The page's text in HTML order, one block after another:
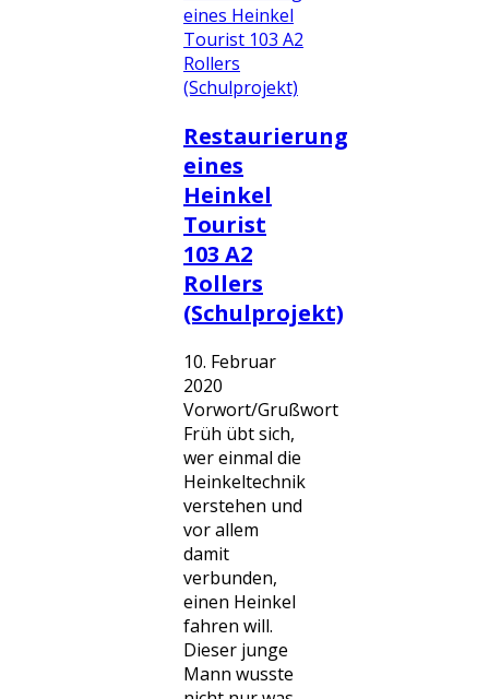
Restaurierung
eines
Heinkel
Tourist
103 A2
Rollers
(Schulprojekt)
10. Februar
2020
Vorwort/Grußwort
Früh übt sich,
wer einmal die
Heinkeltechnik
verstehen und
vor allem
damit
verbunden,
einen Heinkel
fahren will.
Dieser junge
Mann wusste